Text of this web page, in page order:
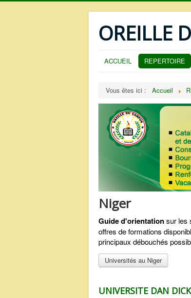
OREILLE
ACCUEIL REPERTOIRE
Vous êtes ici : Accueil
Niger
Guide d'orientationsur les
offres de formations
principaux débouchés
Universités au Niger
UNIVERSITE DAN